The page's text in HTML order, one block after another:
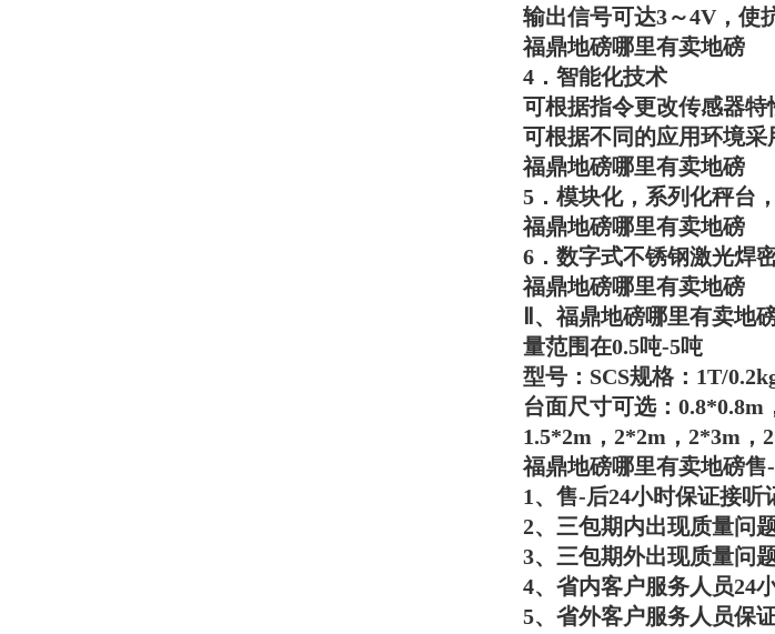
输出信号可达3～4V，使
福鼎地磅哪里有卖地磅
4．智能化技术
可根据指令更改传感器特
可根据不同的应用环境采
福鼎地磅哪里有卖地磅
5．模块化，系列化秤台
福鼎地磅哪里有卖地磅
6．数字式不锈钢激光焊
福鼎地磅哪里有卖地磅
Ⅱ、福鼎地磅哪里有卖地
量范围在0.5吨-5吨
型号：SCS规格：1T/
台面尺寸可选：0.8*0.8m
1.5*2m，2*2m，2*3m，
福鼎地磅哪里有卖地磅售
1、售-后24小时保证接听
2、三包期内出现质量问
3、三包期外出现质量问
4、省内客户服务人员24
5、省外客户服务人员保